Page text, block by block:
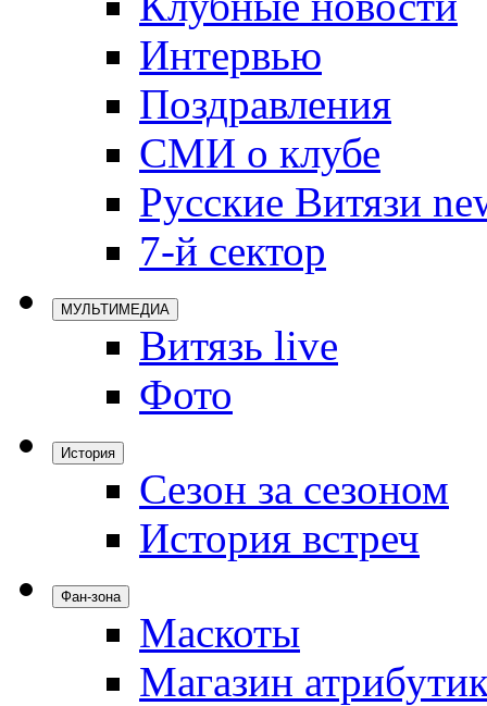
Интервью
Поздравления
СМИ о клубе
Русские Витязи
7-й сектор
МУЛЬТИМЕДИА
Витязь live
Фото
История
Сезон за сезоном
История встреч
Фан-зона
Маскоты
Магазин